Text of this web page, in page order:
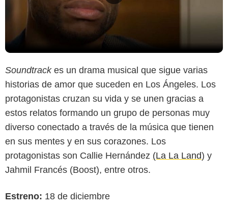
Soundtrackes un drama musical que sigue varias
historias de amor que suceden en Los Ángeles. Los
protagonistas cruzan su vida y se unen gracias a
estos relatos formando un grupo de personas muy
diverso conectado a través de la música que tienen
en sus mentes y en sus corazones. Los
protagonistas son Callie Hernández (La La Land) y
Jahmil Francés (Boost), entre otros.
Estreno: 18 de diciembre